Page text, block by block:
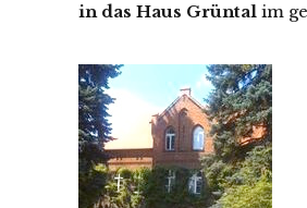
in das Haus Grüntal im